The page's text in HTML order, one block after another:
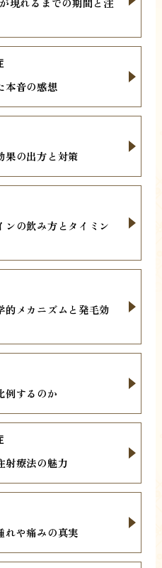
本音の感想
果の出方と対策
の飲み方とタイミン
的メカニズムと発毛効
例するのか
射療法の魅力
れや痛みの真実